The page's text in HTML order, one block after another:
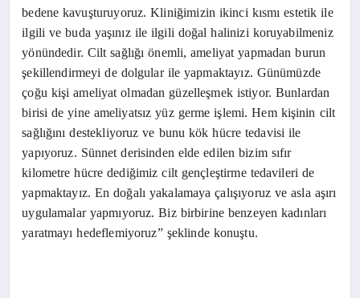
bedene kavuşturuyoruz. Kliniğimizin ikinci kısmı estetik ile
ilgili ve buda yaşınız ile ilgili doğal halinizi koruyabilmeniz
yönündedir. Cilt sağlığı önemli, ameliyat yapmadan burun
şekillendirmeyi de dolgular ile yapmaktayız. Günümüzde
çoğu kişi ameliyat olmadan güzelleşmek istiyor. Bunlardan
birisi de yine ameliyatsız yüz germe işlemi. Hem kişinin cilt
sağlığını destekliyoruz ve bunu kök hücre tedavisi ile
yapıyoruz. Sünnet derisinden elde edilen bizim sıfır
kilometre hücre dediğimiz cilt gençleştirme tedavileri de
yapmaktayız. En doğalı yakalamaya çalışıyoruz ve asla aşırı
uygulamalar yapmıyoruz. Biz birbirine benzeyen kadınları
yaratmayı hedeflemiyoruz” şeklinde konuştu.